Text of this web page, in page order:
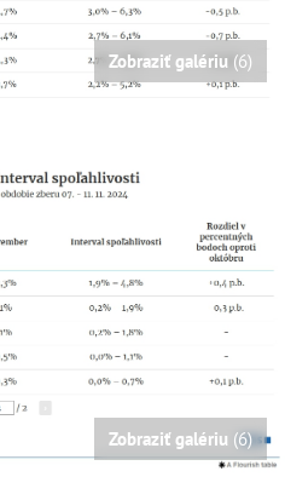
Zobraziť galériu (6)
Zobraziť galériu (6)